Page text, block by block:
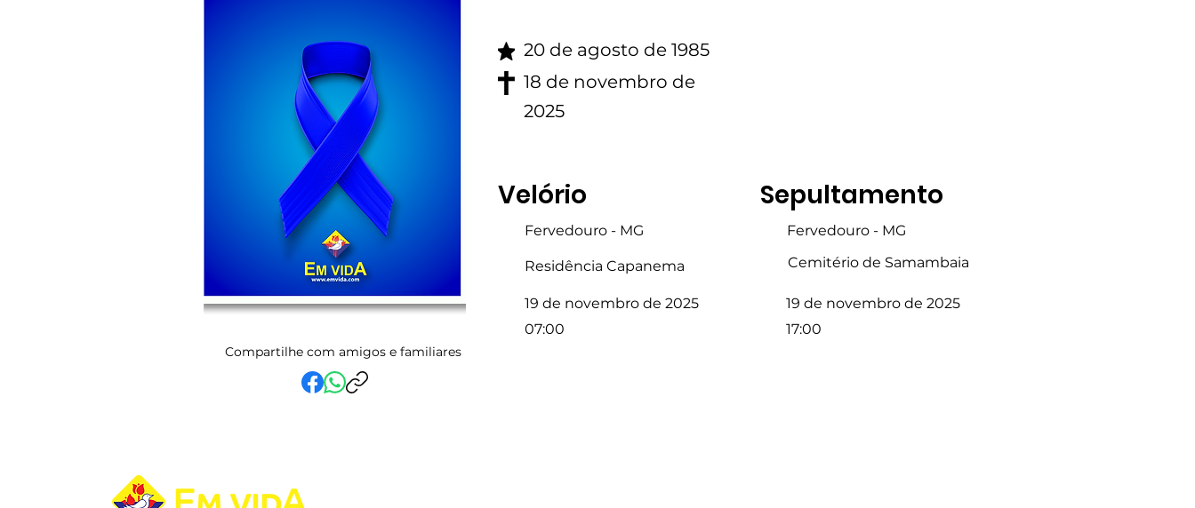
Compartilhe com amigos e familiares
20 de agosto de 1985
18 de novembro de
2025
Velório
Fervedouro - MG
Residência Capanema
19 de novembro de 2025
07:00
Sepultamento
Fervedouro - MG
Cemitério de Samambaia
19 de novembro de 2025
17:00